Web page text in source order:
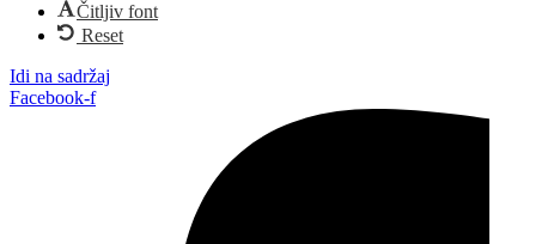
Čitljiv font
Reset
Idi na sadržaj
Facebook-f